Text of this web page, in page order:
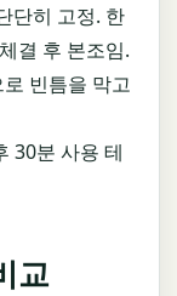
단히 고정. 한
결 후 본조임.
빈틈을 막고
30분 사용 테
교